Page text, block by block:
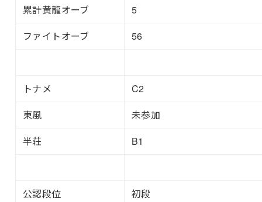
累計黄龍オーブ
5
ファイトオーブ
56
トナメ
C2
東風
未参加
半荘
B1
公認段位 初段